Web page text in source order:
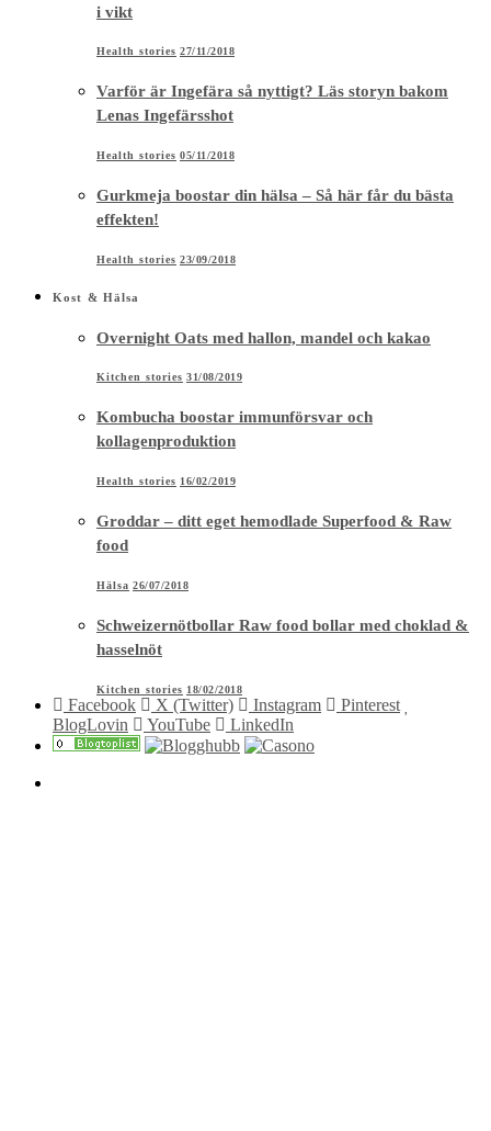
i vikt
Health stories 27/11/2018
Varför är Ingefära så nyttigt? Läs storyn bakom
Lenas Ingefärsshot
Health stories 05/11/2018
Gurkmeja boostar din hälsa – Så här får du bästa
effekten!
Health stories 23/09/2018
Kost & Hälsa
Overnight Oats med hallon, mandel och kakao
Kitchen stories 31/08/2019
Kombucha boostar immunförsvar och
kollagenproduktion
Health stories 16/02/2019
Groddar – ditt eget hemodlade Superfood & Raw
food
Hälsa 26/07/2018
Schweizernötbollar Raw food bollar med choklad &
hasselnöt
Kitchen stories 18/02/2018
Facebook X (Twitter) Instagram
Pinterest
BlogLovin
YouTube LinkedIn